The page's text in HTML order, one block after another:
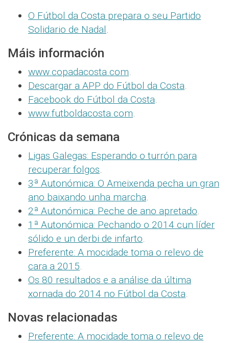
O Fútbol da Costa prepara o seu Partido
Solidario de Nadal.
Máis información
www.copadacosta.com.
Descargar a APP do Fútbol da Costa.
Facebook do Fútbol da Costa.
www.futboldacosta.com.
Crónicas da semana
Ligas Galegas: Esperando o turrón para
recuperar folgos.
3ª Autonómica: O Ameixenda pecha un gran
ano baixando unha marcha.
2ª Autonómica: Peche de ano apretado.
1ª Autonómica: Pechando o 2014 cun líder
sólido e un derbi de infarto.
Preferente: A mocidade toma o relevo de
cara a 2015.
Os 80 resultados e a análise da última
xornada do 2014 no Fútbol da Costa.
Novas relacionadas
Preferente: A mocidade toma o relevo de